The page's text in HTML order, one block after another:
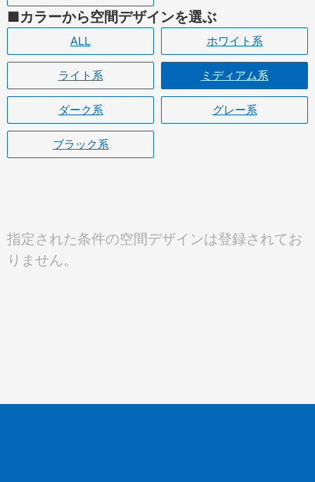
カラーから空間デザインを選ぶ
ALL ホワイト系
ライト系 ミディアム系
ダーク系 グレー系
ブラック系